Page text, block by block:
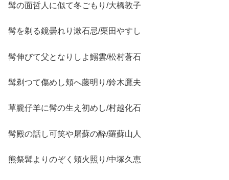
髯の面哲人に似て冬ごもり/大橋敦子
髯を剃る鏡曇れり漱石忌/栗田やすし
髯伸びて父となりしよ鰯雲/松村蒼石
髯剃つて傷めし頬へ藤明り/鈴木鷹夫
草朧仔羊に髯の生え初めし/村越化石
髯殿の話し可笑や屠蘇の酔/羅蘇山人
熊祭髯よりのぞく頬火照り/中塚久恵